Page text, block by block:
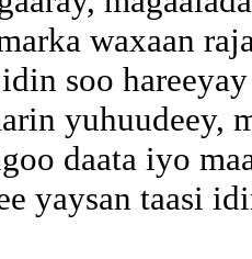
waxaan
idin soo
yuhuudeey,
daata iyo
yaysan taasi